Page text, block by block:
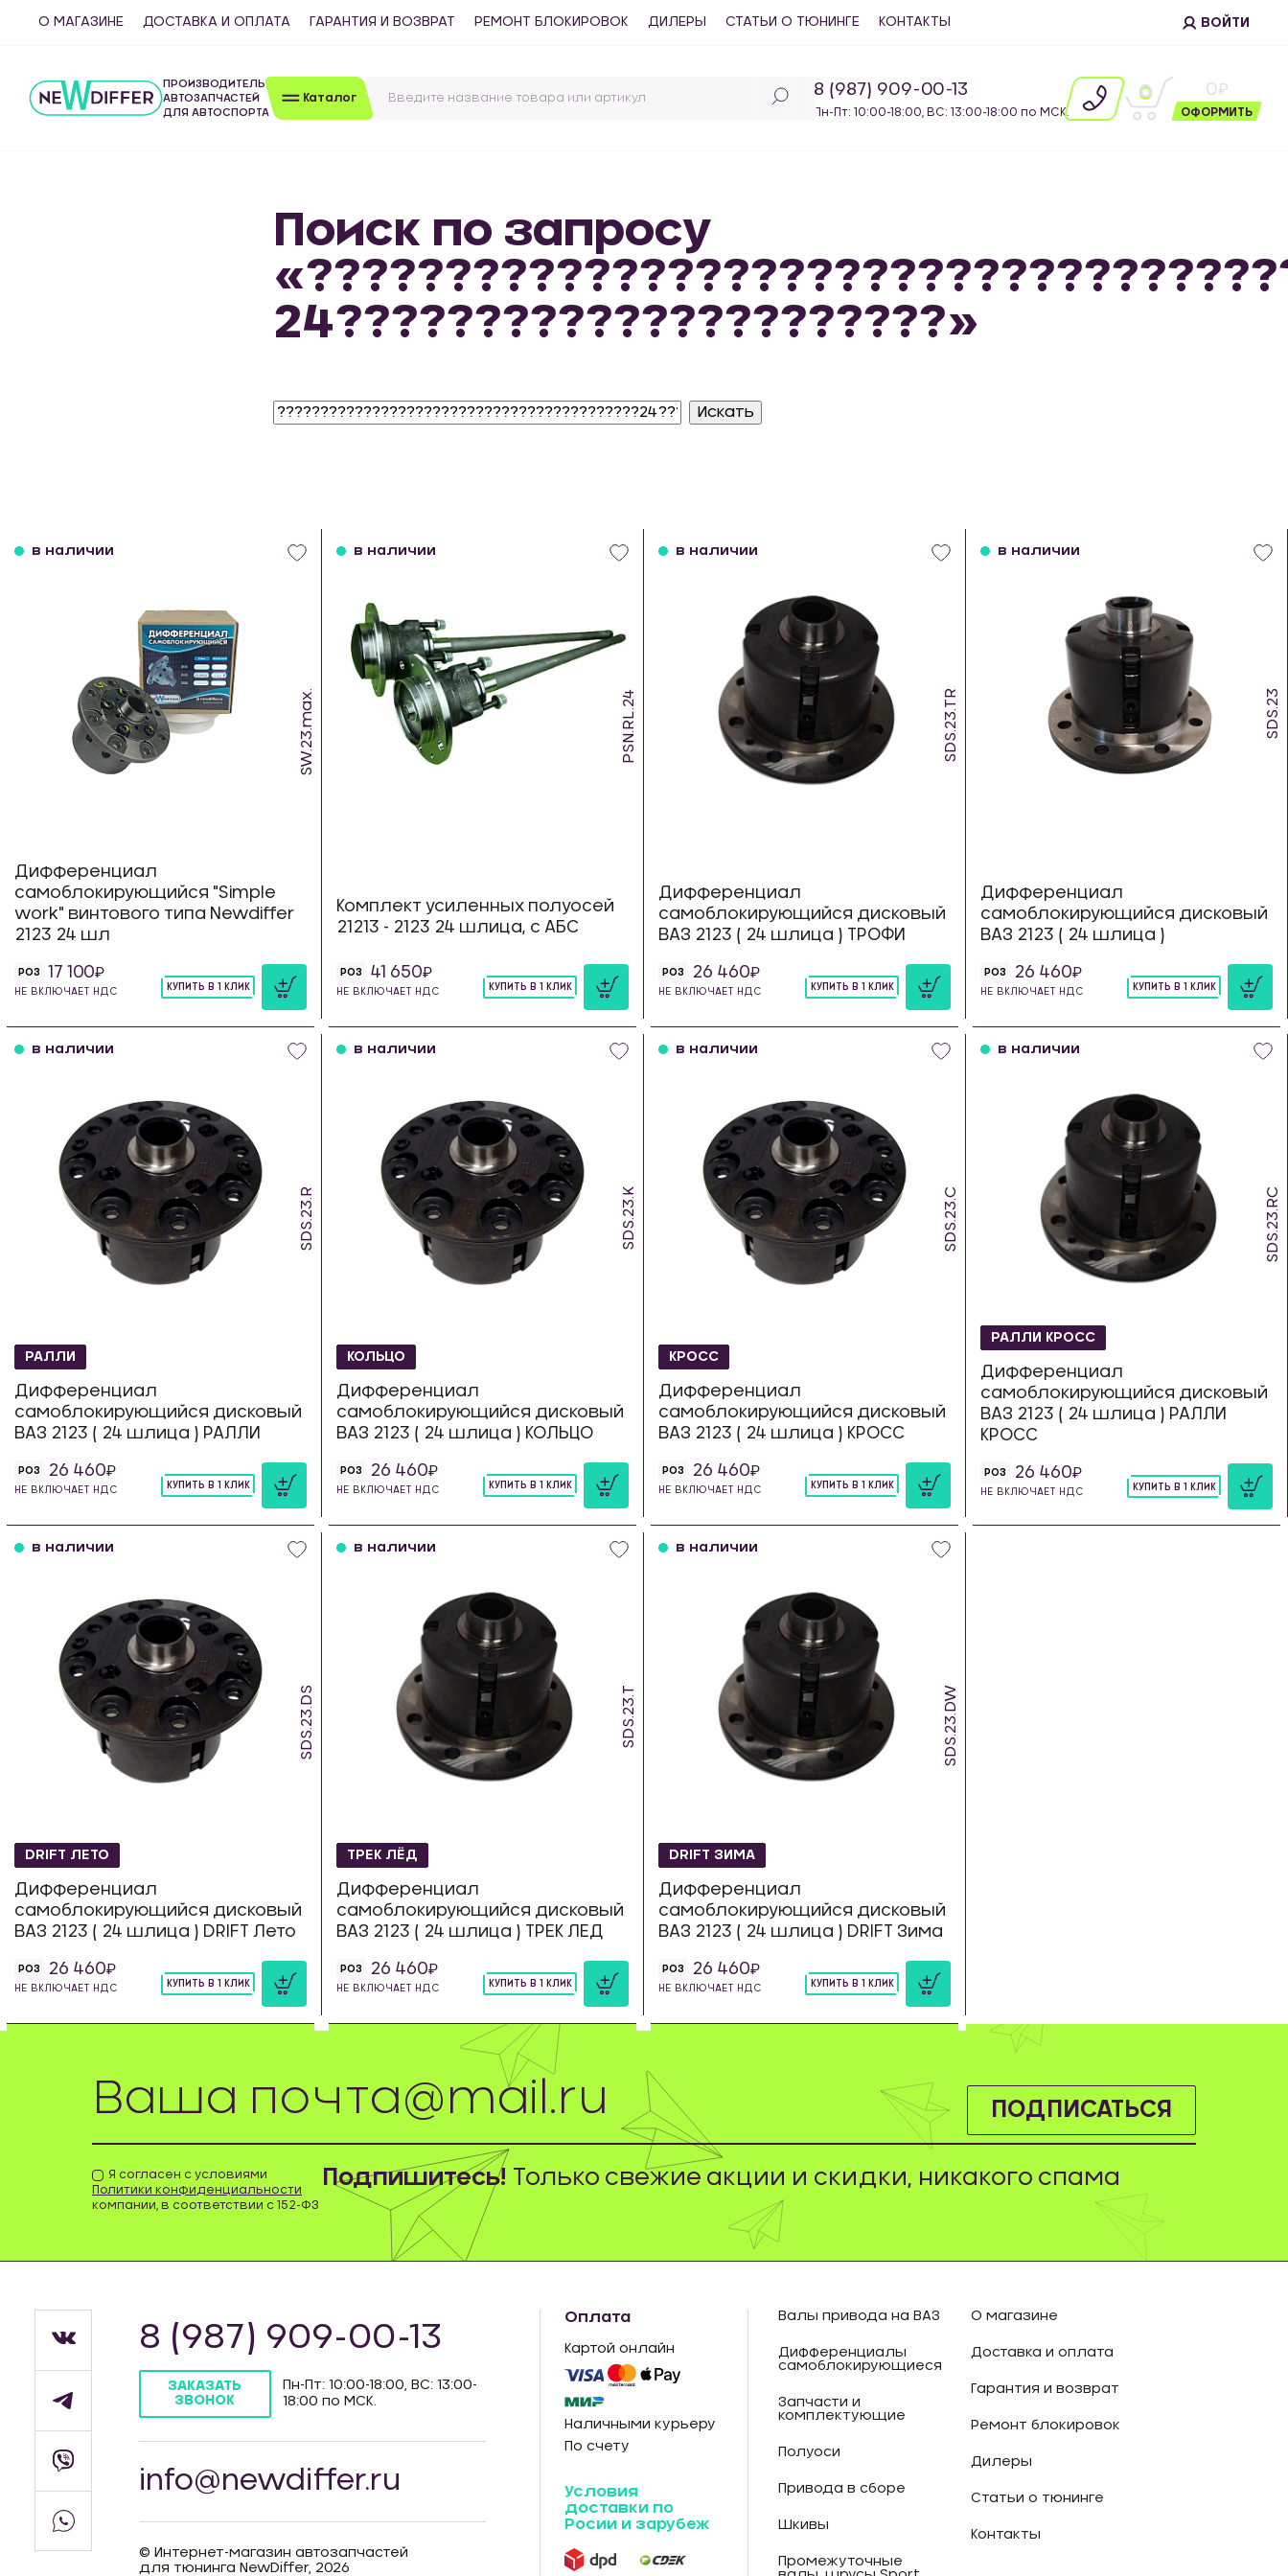
О МАГАЗИНЕ ДОСТАВКА И ОПЛАТА ГАРАНТИЯ И ВОЗВРАТ РЕМОНТ БЛОКИРОВОК ДИЛЕРЫ СТАТЬИ О ТЮНИНГЕ КОНТАКТЫ ВОЙТИ
ПРОИЗВОДИТЕЛЬ
АВТОЗАПЧАСТЕЙ
ДЛЯ АВТОСПОРТА
Каталог 8 (987) 909-00-13
Пн-Пт: 10:00-18:00, ВС: 13:00-18:00 по МСК.
0 0
ОФОРМИТЬ
Поиск по запросу
24??????????????????????»
SW.23.max.
в наличии
Дифференциал
самоблокирующийся "Simple
work" винтового типа Newdiffer
2123 24 шл
РОЗ 17 100
НЕ ВКЛЮЧАЕТ НДС КУПИТЬ В 1 КЛИК
PSN.RL.24
в наличии
Комплект усиленных полуосей
21213 - 2123 24 шлица, с АБС
РОЗ 41 650
НЕ ВКЛЮЧАЕТ НДС КУПИТЬ В 1 КЛИК
SDS.23.TR
в наличии
Дифференциал
самоблокирующийся дисковый
ВАЗ 2123 ( 24 шлица ) ТРОФИ
РОЗ 26 460
НЕ ВКЛЮЧАЕТ НДС КУПИТЬ В 1 КЛИК
SDS.23
в наличии
Дифференциал
самоблокирующийся дисковый
ВАЗ 2123 ( 24 шлица )
РОЗ 26 460
НЕ ВКЛЮЧАЕТ НДС КУПИТЬ В 1 КЛИК
SDS.23.R
в наличии
РАЛЛИ
Дифференциал
самоблокирующийся дисковый
ВАЗ 2123 ( 24 шлица ) РАЛЛИ
РОЗ 26 460
НЕ ВКЛЮЧАЕТ НДС КУПИТЬ В 1 КЛИК
SDS.23.K
в наличии
КОЛЬЦО
Дифференциал
самоблокирующийся дисковый
ВАЗ 2123 ( 24 шлица ) КОЛЬЦО
РОЗ 26 460
НЕ ВКЛЮЧАЕТ НДС КУПИТЬ В 1 КЛИК
SDS.23.C
в наличии
КРОСС
Дифференциал
самоблокирующийся дисковый
ВАЗ 2123 ( 24 шлица ) КРОСС
РОЗ 26 460
НЕ ВКЛЮЧАЕТ НДС КУПИТЬ В 1 КЛИК
SDS.23.RC
в наличии
РАЛЛИ КРОСС
Дифференциал
самоблокирующийся дисковый
ВАЗ 2123 ( 24 шлица ) РАЛЛИ
КРОСС
РОЗ 26 460
НЕ ВКЛЮЧАЕТ НДС КУПИТЬ В 1 КЛИК
SDS.23.DS
в наличии
DRIFT ЛЕТО
Дифференциал
самоблокирующийся дисковый
ВАЗ 2123 ( 24 шлица ) DRIFT Лето
РОЗ 26 460
НЕ ВКЛЮЧАЕТ НДС КУПИТЬ В 1 КЛИК
SDS.23.T
в наличии
ТРЕК ЛЁД
Дифференциал
самоблокирующийся дисковый
ВАЗ 2123 ( 24 шлица ) ТРЕК ЛЕД
РОЗ 26 460
НЕ ВКЛЮЧАЕТ НДС КУПИТЬ В 1 КЛИК
SDS.23.DW
в наличии
DRIFT ЗИМА
Дифференциал
самоблокирующийся дисковый
ВАЗ 2123 ( 24 шлица ) DRIFT Зима
РОЗ 26 460
НЕ ВКЛЮЧАЕТ НДС КУПИТЬ В 1 КЛИК
ПОДПИСАТЬСЯ
Я согласен с условиями
Политики конфиденциальности
компании, в соответствии с 152-ФЗ
Подпишитесь! Только свежие акции и скидки, никакого спама
8 (987) 909-00-13
ЗАКАЗАТЬ
ЗВОНОК
Пн-Пт: 10:00-18:00, ВС: 13:00-
18:00 по МСК.
info@newdiffer.ru
© Интернет-магазин автозапчастей
для тюнинга NewDiffer, 2026
Оплата
Картой онлайн
Наличными курьеру
По счету
Условия
доставки по
Росии и зарубеж
Валы привода на ВАЗ
Дифференциалы
самоблокирующиеся
Запчасти и
комплектующие
Полуоси
Привода в сборе
Шкивы
Промежуточные
О магазине
Доставка и оплата
Гарантия и возврат
Ремонт блокировок
Дилеры
Статьи о тюнинге
Контакты